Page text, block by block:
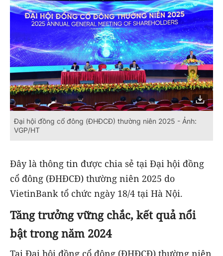
Đại hội đồng cổ đông (ĐHĐCĐ) thường niên 2025 - Ảnh:
VGP/HT
Đây là thông tin được chia sẻ tại Đại hội đồng
cổ đông (ĐHĐCĐ) thường niên 2025 do
VietinBank tổ chức ngày 18/4 tại Hà Nội.
Tăng trưởng vững chắc, kết quả nổi
bật trong năm 2024
Tại Đại hội đồng cổ đông (ĐHĐCĐ) thường niên